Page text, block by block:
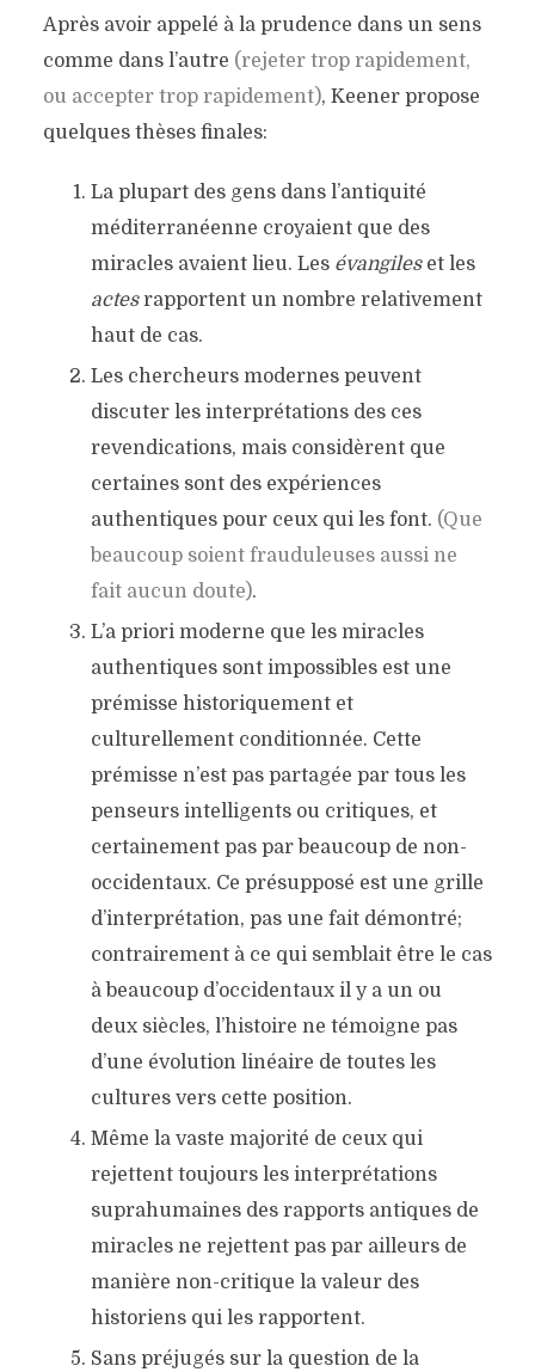
Après avoir appelé à la prudence dans un sens
comme dans l’autre (rejeter trop rapidement,
ou accepter trop rapidement), Keener propose
quelques thèses finales:
La plupart des gens dans l’antiquité
méditerranéenne croyaient que des
miracles avaient lieu. Les évangileset les
actesrapportent un nombre relativement
haut de cas.
Les chercheurs modernes peuvent
discuter les interprétations des ces
revendications, mais considèrent que
certaines sont des expériences
authentiques pour ceux qui les font. (Que
beaucoup soient frauduleuses aussi ne
fait aucun doute).
L’a priori moderne que les miracles
authentiques sont impossibles est une
prémisse historiquement et
culturellement conditionnée. Cette
prémisse n’est pas partagée par tous les
penseurs intelligents ou critiques, et
certainement pas par beaucoup de non-
occidentaux. Ce présupposé est une grille
d’interprétation, pas une fait démontré;
contrairement à ce qui semblait être le cas
à beaucoup d’occidentaux il y a un ou
deux siècles, l’histoire ne témoigne pas
d’une évolution linéaire de toutes les
cultures vers cette position.
Même la vaste majorité de ceux qui
rejettent toujours les interprétations
suprahumaines des rapports antiques de
miracles ne rejettent pas par ailleurs de
manière non-critique la valeur des
historiens qui les rapportent.
Sans préjugés sur la question de la